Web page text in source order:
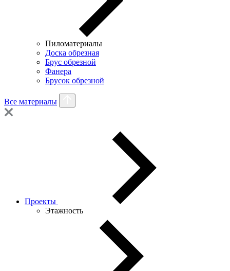
Пиломатериалы
Доска обрезная
Брус обрезной
Фанера
Брусок обрезной
Все материалы
Проекты
Этажность